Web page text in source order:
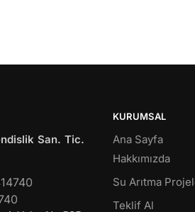
San. Tic.
KURUMSAL
Ana Sayfa
Hakkımızda
Su Arıtma
Teklif Al